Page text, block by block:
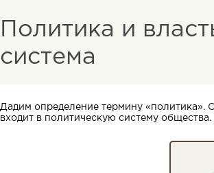
Политика и
система
Дадим определение термину «политика».
входит в политическую систему общества.